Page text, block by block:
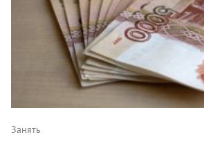
Занять